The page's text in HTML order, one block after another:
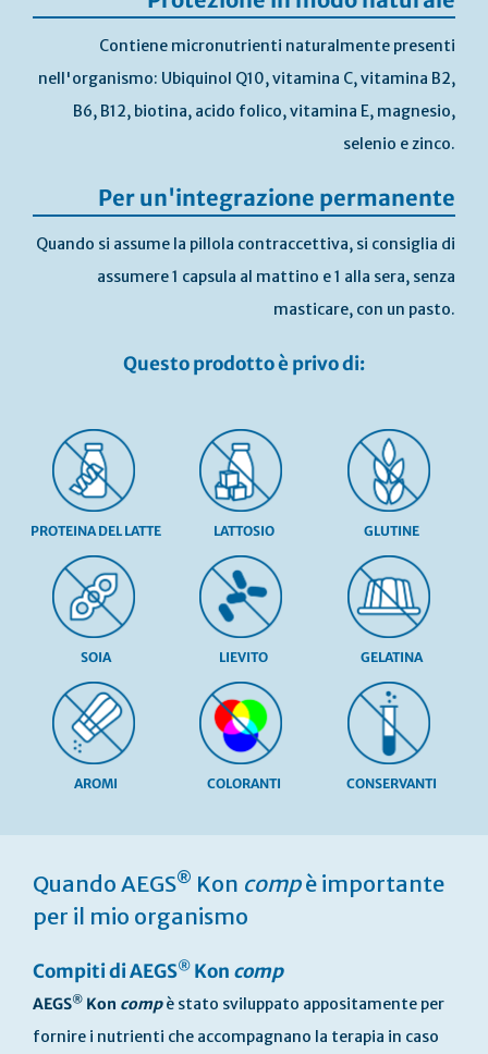
Contiene micronutrienti naturalmente presenti
nell'organismo: Ubiquinol Q10, vitamina C, vitamina B2,
B6, B12, biotina, acido folico, vitamina E, magnesio,
selenio e zinco.
Per un'integrazione permanente
Quando si assume la pillola contraccettiva, si consiglia di
assumere 1 capsula al mattino e 1 alla sera, senza
masticare, con un pasto.
Questo prodotto è privo di:
PROTEINA DEL LATTE LATTOSIO GLUTINE
SOIA LIEVITO GELATINA
AROMI COLORANTI CONSERVANTI
della
galleria
Quando AEGS® Kon compè importante
per il mio organismo
Compiti di AEGS® Kon comp
AEGS® Kon compè stato sviluppato appositamente per
fornire i nutrienti che accompagnano la terapia in caso